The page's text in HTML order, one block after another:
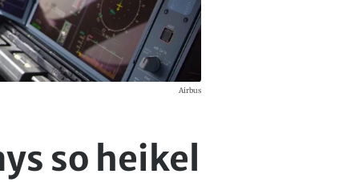
Airbus
so heikel